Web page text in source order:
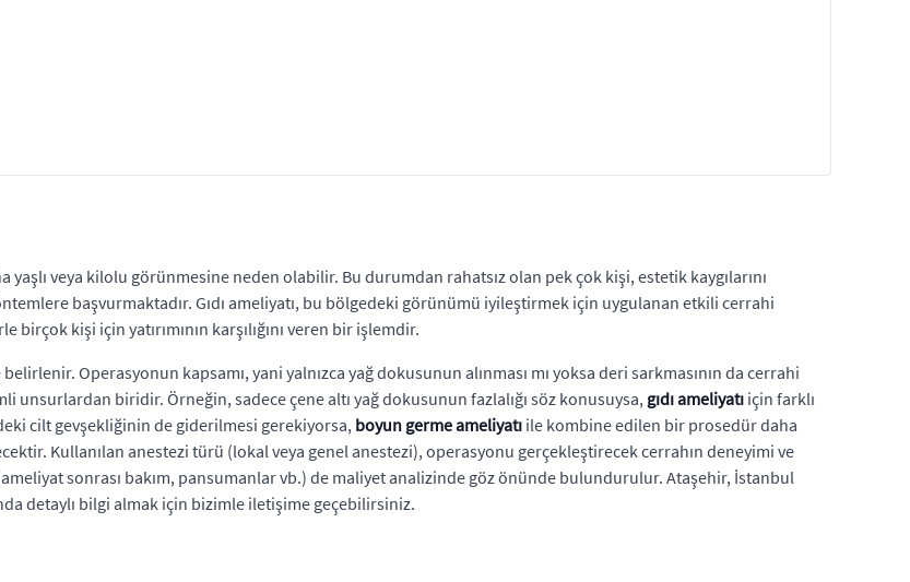
veya kilolu görünmesine neden olabilir. Bu durumdan rahatsız olan pek çok kişi, estetik kaygılarını
başvurmaktadır. Gıdı ameliyatı, bu bölgedeki görünümü iyileştirmek için uygulanan etkili cerrahi
kişi için yatırımının karşılığını veren bir işlemdir.
Operasyonun kapsamı, yani yalnızca yağ dokusunun alınması mı yoksa deri sarkmasının da cerrahi
biridir. Örneğin, sadece çene altı yağ dokusunun fazlalığı söz konusuysa, gıdı ameliyatı için farklı
cilt gevşekliğinin de giderilmesi gerekiyorsa, boyun germe ameliyatı ile kombine edilen bir prosedür daha
Kullanılan anestezi türü (lokal veya genel anestezi), operasyonu gerçekleştirecek cerrahın deneyimi ve
sonrası bakım, pansumanlar vb.) de maliyet analizinde göz önünde bulundurulur. Ataşehir, İstanbul
detaylı bilgi almak için bizimle iletişime geçebilirsiniz.